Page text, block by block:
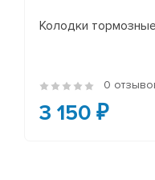
Колодки
0
3 150 ₽